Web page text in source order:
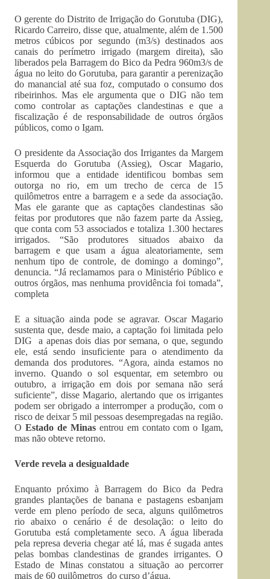
O gerente do Distrito de Irrigação do Gorutuba (DIG),
Ricardo Carreiro, disse que, atualmente, além de 1.500
metros cúbicos por segundo (m3/s) destinados aos
canais do perímetro irrigado (margem direita), são
liberados pela Barragem do Bico da Pedra 960m3/s de
água no leito do Gorutuba, para garantir a perenização
do manancial até sua foz, computado o consumo dos
ribeirinhos. Mas ele argumenta que o DIG não tem
como controlar as captações clandestinas e que a
fiscalização é de responsabilidade de outros órgãos
públicos, como o Igam.
O presidente da Associação dos Irrigantes da Margem
Esquerda do Gorutuba (Assieg), Oscar Magario,
informou que a entidade identificou bombas sem
outorga no rio, em um trecho de cerca de 15
quilômetros entre a barragem e a sede da associação.
Mas ele garante que as captações clandestinas são
feitas por produtores que não fazem parte da Assieg,
que conta com 53 associados e totaliza 1.300 hectares
irrigados. “São produtores situados abaixo da
barragem e que usam a água aleatoriamente, sem
nenhum tipo de controle, de domingo a domingo”,
denuncia. “Já reclamamos para o Ministério Público e
outros órgãos, mas nenhuma providência foi tomada”,
completa
E a situação ainda pode se agravar. Oscar Magario
sustenta que, desde maio, a captação foi limitada pelo
DIG a apenas dois dias por semana, o que, segundo
ele, está sendo insuficiente para o atendimento da
demanda dos produtores. “Agora, ainda estamos no
inverno. Quando o sol esquentar, em setembro ou
outubro, a irrigação em dois por semana não será
suficiente”, disse Magario, alertando que os irrigantes
podem ser obrigado a interromper a produção, com o
risco de deixar 5 mil pessoas desempregadas na região.
O Estado de Minasentrou em contato com o Igam,
mas não obteve retorno.
Verde revela a desigualdade
Enquanto próximo à Barragem do Bico da Pedra
grandes plantações de banana e pastagens esbanjam
verde em pleno período de seca, alguns quilômetros
rio abaixo o cenário é de desolação: o leito do
Gorutuba está completamente seco. A água liberada
pela represa deveria chegar até lá, mas é sugada antes
pelas bombas clandestinas de grandes irrigantes. O
Estado de Minas constatou a situação ao percorrer
mais de 60 quilômetros do curso d’água.